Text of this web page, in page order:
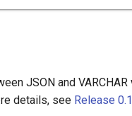
JSON and
details, see Release